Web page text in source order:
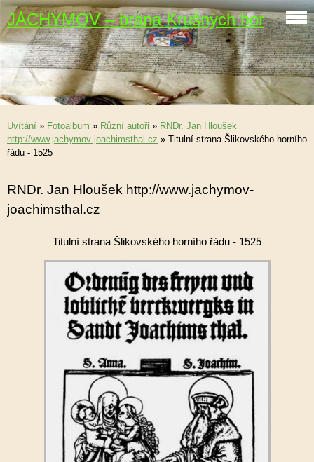
JÁCHYMOV – brána Krušných hor
Uvítání » Fotoalbum » Různí autoři » RNDr. Jan Hloušek
http://www.jachymov-joachimsthal.cz » Titulní strana Šlikovského horního
řádu - 1525
RNDr. Jan Hloušek http://www.jachymov-
joachimsthal.cz
Titulní strana Šlikovského horního řádu - 1525